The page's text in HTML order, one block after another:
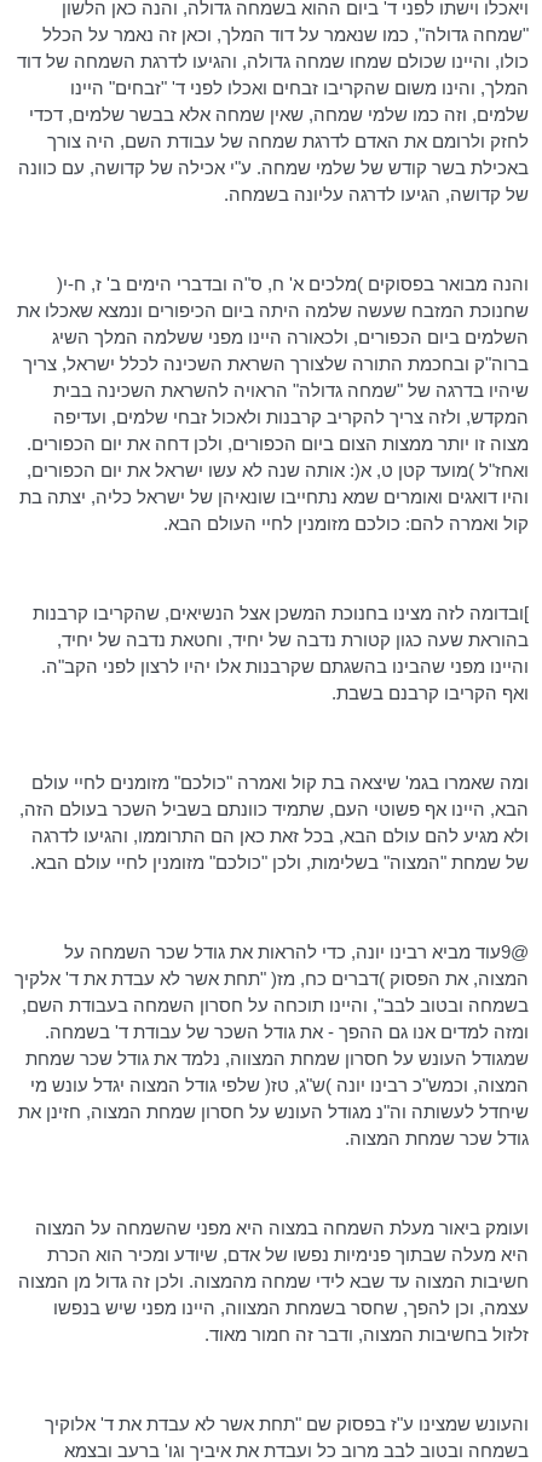
ויאכלו וישתו לפני ד' ביום ההוא בשמחה גדולה, והנה כאן הלשון
"שמחה גדולה", כמו שנאמר על דוד המלך, וכאן זה נאמר על הכלל
כולו, והיינו שכולם שמחו שמחה גדולה, והגיעו לדרגת השמחה של דוד
המלך, והינו משום שהקריבו זבחים ואכלו לפני ד' "זבחים" היינו
שלמים, וזה כמו שלמי שמחה, שאין שמחה אלא בבשר שלמים, דכדי
לחזק ולרומם את האדם לדרגת שמחה של עבודת השם, היה צורך
באכילת בשר קודש של שלמי שמחה. ע"י אכילה של קדושה, עם כוונה
של קדושה, הגיעו לדרגה עליונה בשמחה.
והנה מבואר בפסוקים )מלכים א' ח, ס"ה ובדברי הימים ב' ז, ח-י(
שחנוכת המזבח שעשה שלמה היתה ביום הכיפורים ונמצא שאכלו את
השלמים ביום הכפורים, ולכאורה היינו מפני ששלמה המלך השיג
ברוה"ק ובחכמת התורה שלצורך השראת השכינה לכלל ישראל, צריך
שיהיו בדרגה של "שמחה גדולה" הראויה להשראת השכינה בבית
המקדש, ולזה צריך להקריב קרבנות ולאכול זבחי שלמים, ועדיפה
מצוה זו יותר ממצות הצום ביום הכפורים, ולכן דחה את יום הכפורים.
ואחז"ל )מועד קטן ט, א(: אותה שנה לא עשו ישראל את יום הכפורים,
והיו דואגים ואומרים שמא נתחייבו שונאיהן של ישראל כליה, יצתה בת
קול ואמרה להם: כולכם מזומנין לחיי העולם הבא.
]ובדומה לזה מצינו בחנוכת המשכן אצל הנשיאים, שהקריבו קרבנות
בהוראת שעה כגון קטורת נדבה של יחיד, וחטאת נדבה של יחיד,
והיינו מפני שהבינו בהשגתם שקרבנות אלו יהיו לרצון לפני הקב"ה.
ואף הקריבו קרבנם בשבת.
ומה שאמרו בגמ' שיצאה בת קול ואמרה "כולכם" מזומנים לחיי עולם
הבא, היינו אף פשוטי העם, שתמיד כוונתם בשביל השכר בעולם הזה,
ולא מגיע להם עולם הבא, בכל זאת כאן הם התרוממו, והגיעו לדרגה
של שמחת "המצוה" בשלימות, ולכן "כולכם" מזומנין לחיי עולם הבא.
@9עוד מביא רבינו יונה, כדי להראות את גודל שכר השמחה על
המצוה, את הפסוק )דברים כח, מז( "תחת אשר לא עבדת את ד' אלקיך
בשמחה ובטוב לבב", והיינו תוכחה על חסרון השמחה בעבודת השם,
ומזה למדים אנו גם ההפך - את גודל השכר של עבודת ד' בשמחה.
שמגודל העונש על חסרון שמחת המצווה, נלמד את גודל שכר שמחת
המצוה, וכמש"כ רבינו יונה )ש"ג, טז( שלפי גודל המצוה יגדל עונש מי
שיחדל לעשותה וה"נ מגודל העונש על חסרון שמחת המצוה, חזינן את
גודל שכר שמחת המצוה.
ועומק ביאור מעלת השמחה במצוה היא מפני שהשמחה על המצוה
היא מעלה שבתוך פנימיות נפשו של אדם, שיודע ומכיר הוא הכרת
חשיבות המצוה עד שבא לידי שמחה מהמצוה. ולכן זה גדול מן המצוה
עצמה, וכן להפך, שחסר בשמחת המצווה, היינו מפני שיש בנפשו
זלזול בחשיבות המצוה, ודבר זה חמור מאוד.
והעונש שמצינו ע"ז בפסוק שם "תחת אשר לא עבדת את ד' אלוקיך
בשמחה ובטוב לבב מרוב כל ועבדת את איביך וגו' ברעב ובצמא